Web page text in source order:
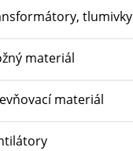
tlumivky
materiál
materiál